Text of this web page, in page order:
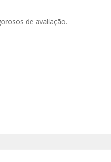
de avaliação.